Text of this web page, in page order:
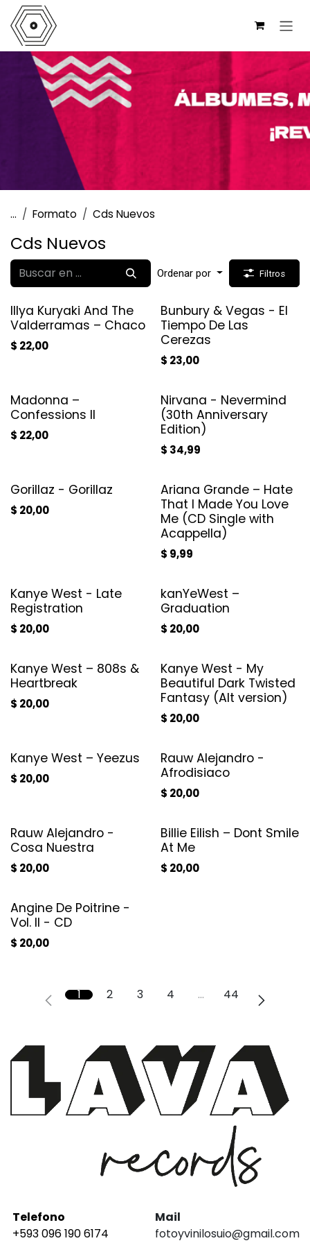
Ir al contenido
... Formato Cds Nuevos
Cds Nuevos
Ordenar por Filtros
Illya Kuryaki And The
Valderramas – Chaco
$ 22,00
Bunbury & Vegas - El
Tiempo De Las
Cerezas
$ 23,00
Madonna –
Confessions II
$ 22,00
Nirvana - Nevermind
(30th Anniversary
Edition)
$ 34,99
Gorillaz - Gorillaz
$ 20,00
Ariana Grande – Hate
That I Made You Love
Me (CD Single with
Acappella)
$ 9,99
Kanye West - Late
Registration
$ 20,00
kanYeWest –
Graduation
$ 20,00
Kanye West – 808s &
Heartbreak
$ 20,00
Kanye West - My
Beautiful Dark Twisted
Fantasy (Alt version)
$ 20,00
Kanye West – Yeezus
$ 20,00
Rauw Alejandro -
Afrodisiaco
$ 20,00
Rauw Alejandro -
Cosa Nuestra
$ 20,00
Billie Eilish – Dont Smile
At Me
$ 20,00
Angine De Poitrine -
Vol. II - CD
$ 20,00
1 2 3 4 … 44
Telefono
+593 096 190 6174
Mail
fotoyvinilosuio@gmail.com